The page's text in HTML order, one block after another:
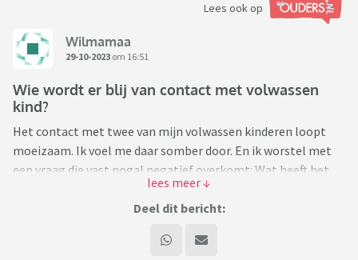
Lees ook op
Wilmamaa
29-10-2023 om 16:51
Wie wordt er blij van contact met volwassen
kind?
Het contact met twee van mijn volwassen kinderen loopt
moeizaam. Ik voel me daar somber door. En ik worstel met
een vraag die vast nogal negatief overkomt: Wat heeft het
eigenlijk voor zin dat ouders en hun volwassen kinderen
contact houden? Wie wordt hier echt blij van?
Die gedachte komt bij me op nadat ik veel gelezen heb
Deel dit bericht: